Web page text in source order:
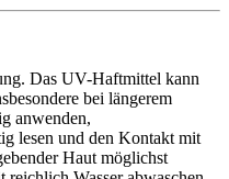
Das UV-Haftmittel kann
bei längerem
anwenden,
lesen und den Kontakt mit
Haut möglichst